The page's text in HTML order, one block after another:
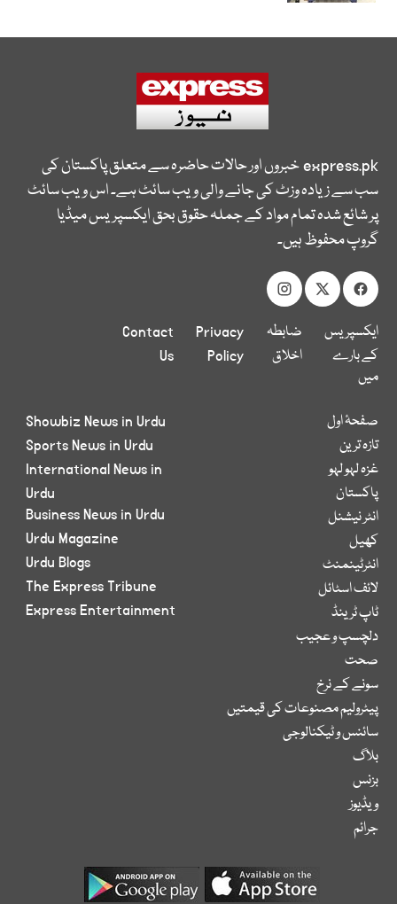
express.pkخبروں اور حالات حاضرہ سے متعلق پاکستان کی
سب سے زیادہ وزٹ کی جانے والی ویب سائٹ ہے۔ اس ویب سائٹ
پر شائع شدہ تمام مواد کے جملہ حقوق بحق ایکسپریس میڈیا
گروپ محفوظ ہیں۔
ایکسپریس
کے بارے
میں
ضابطہ
اخلاق
Privacy
Policy
Contact
Us
صفحۂ اول
تازہ ترین
غزہ لہو لہو
پاکستان
انٹر نیشنل
کھیل
انٹرٹینمنٹ
لائف اسٹائل
ٹاپ ٹرینڈ
دلچسپ و عجیب
صحت
سونے کے نرخ
پیٹرولیم مصنوعات کی قیمتیں
سائنس و ٹیکنالوجی
بلاگ
بزنس
ویڈیوز
جرائم
Showbiz News in Urdu
Sports News in Urdu
International News in
Urdu
Business News in Urdu
Urdu Magazine
Urdu Blogs
The Express Tribune
Express Entertainment